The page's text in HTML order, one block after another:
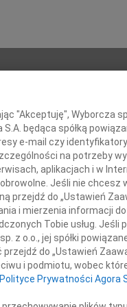
Imię i
INNE
Naszej
Jacek
Z
W dniu
"Akceptuję", Wyborcza
będąca spółką
e-mail czy
na potrzeby
aplikacjach i w
Jeśli nie chcesz
przejdź do „Ustawień
i mierzenia informacji
Tobie usług. Jeśli
o.o., jej spółki
do „Ustawień
i podmiotu, wobec
Polityce Prywatności Agora